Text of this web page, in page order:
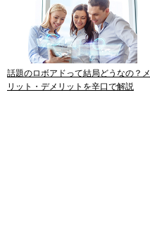
話題のロボアドって結局どうなの？メ
リット・デメリットを辛口で解説